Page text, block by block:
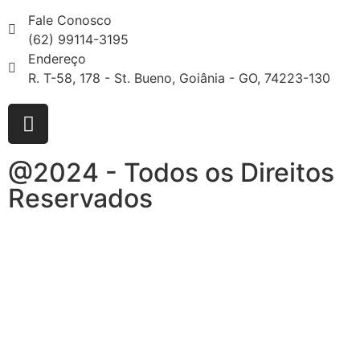
Fale Conosco
(62) 99114-3195
Endereço
R. T-58, 178 - St. Bueno, Goiânia - GO, 74223-130
@2024 - Todos os Direitos
Reservados